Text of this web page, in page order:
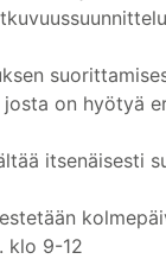
on hyötyä
itsenäisesti
klo 9-12